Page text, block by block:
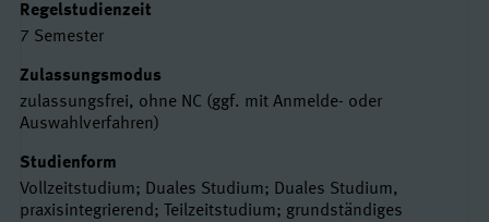
Regelstudienzeit
7 Semester
Zulassungsmodus
zulassungsfrei, ohne NC (ggf. mit Anmelde- oder
Auswahlverfahren)
Studienform
Vollzeitstudium; Duales Studium; Duales Studium,
praxisintegrierend; Teilzeitstudium; grundständiges